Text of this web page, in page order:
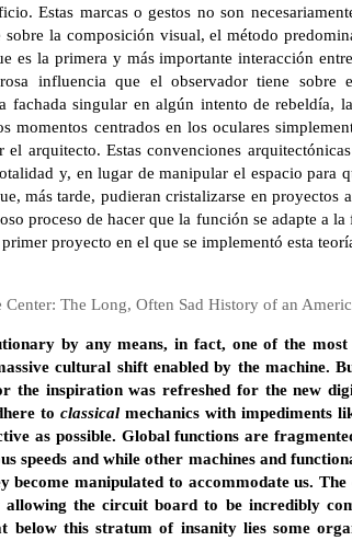
Estas marcas o gestos no son
sobre la composición visual, el método
es la primera y más importante interacción
influencia que el observador tiene sobre
fachada singular en algún intento de rebeldía,
momentos centrados en los oculares
el arquitecto. Estas convenciones
y, en lugar de manipular el espacio para
más tarde, pudieran cristalizarse en proyectos
proceso de hacer que la función se adapte a
proyecto en el que se implementó esta
Center: The Long, Often Sad History of an
by any means, in fact, one of the
cultural shift enabled by the machine.
the inspiration was refreshed for the new
toclassical mechanics with impediments
as possible. Global functions are
speeds and while other machines and
manipulated to accommodate us.
allowing the circuit board to be incredibly
below this stratum of insanity lies some